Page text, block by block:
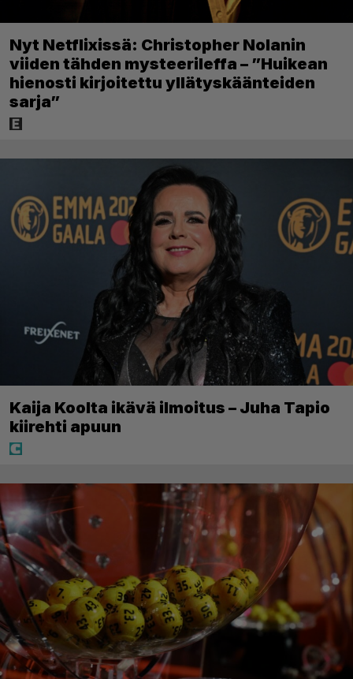
Nyt Netflixissä: Christopher Nolanin
viiden tähden mysteerileffa – ”Huikean
hienosti kirjoitettu yllätyskäänteiden
sarja”
Kaija Koolta ikävä ilmoitus – Juha Tapio
kiirehti apuun